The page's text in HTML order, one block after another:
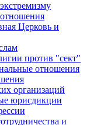
Церковь и
против "сект"
отношения
организаций
юрисдикции
и